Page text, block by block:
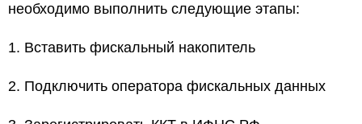
необходимо выполнить следующие этапы:
1. Вставить фискальный накопитель
2. Подключить оператора фискальных данных